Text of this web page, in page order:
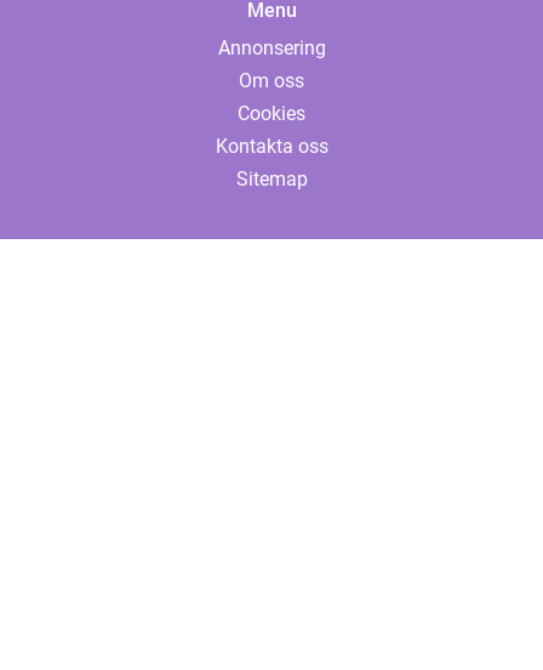
Menu
Annonsering
Om oss
Cookies
Kontakta oss
Sitemap